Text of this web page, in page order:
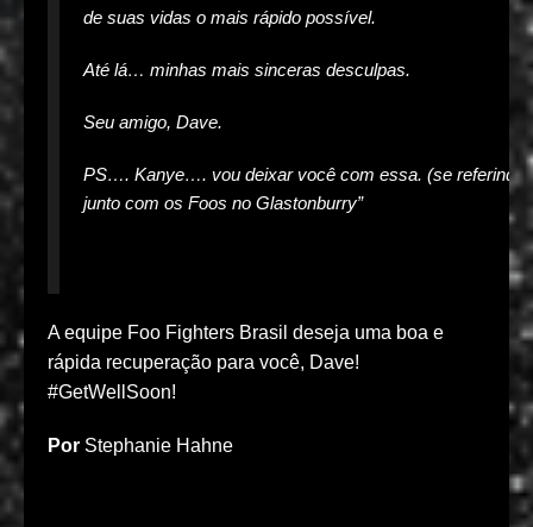
de suas vidas o mais rápido possível.
Até lá… minhas mais sinceras desculpas.
Seu amigo, Dave.
PS…. Kanye…. vou deixar você com essa. (se referindo
junto com os Foos no Glastonburry”
A equipe Foo Fighters Brasil deseja uma boa e
rápida recuperação para você, Dave!
#GetWellSoon!
Por Stephanie Hahne